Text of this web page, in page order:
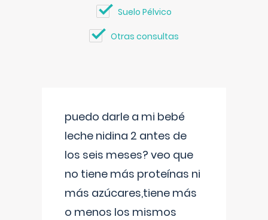
Suelo Pélvico
Otras consultas
puedo darle a mi bebé
leche nidina 2 antes de
los seis meses? veo que
no tiene más proteínas ni
más azúcares,tiene más
o menos los mismos